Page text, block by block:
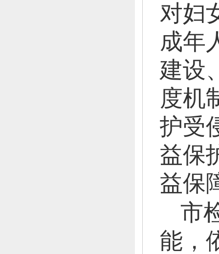
对妇
成年
建设
度机
护受
益保
益保
市
能，